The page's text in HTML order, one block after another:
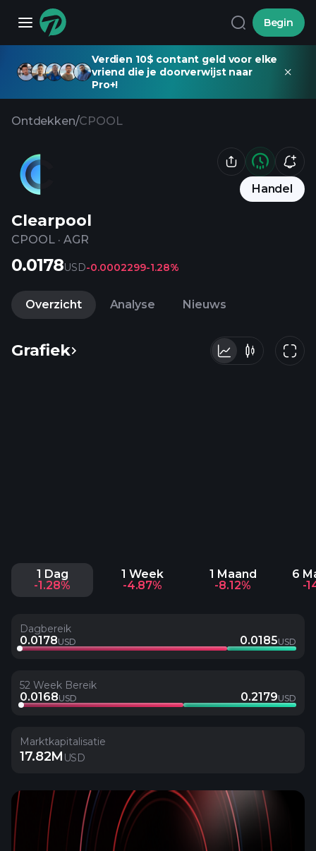
Begin
Verdien 10$ contant geld voor elke
vriend die je doorverwijst naar
Pro+!
Ontdekken/CPOOL
Handel
Clearpool
CPOOL · AGR
0.0178USD-0.0002299-1.28%
Overzicht Analyse Nieuws
Grafiek
1 Dag
-1.28%
1 Week
-4.87%
1 Maand
-8.12%
6
-
Dagbereik
0.0178USD 0.0185USD
52 Week Bereik
0.0168USD 0.2179USD
Marktkapitalisatie
17.82M USD